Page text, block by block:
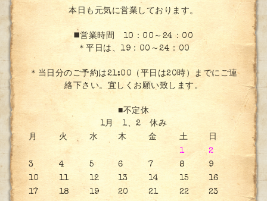
本日も元気に営業しております。
◼️営業時間 10：00～24：00
＊平日は、19：00～24：00
＊当日分のご予約は21:00（平日は20時）までにご連
絡下さい。宜しくお願い致します。
■不定休
1月 1、2 休み
月
火 水 木 金 土
日
1
2
3
4 5 6 7 8
9
10
11 12 13 14 15
16
17
18 19 20 21 22
23